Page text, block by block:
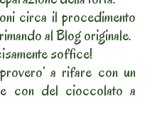
circa il procedimento
al Blog originale.
soffice!
a rifare con un
con del cioccolato a